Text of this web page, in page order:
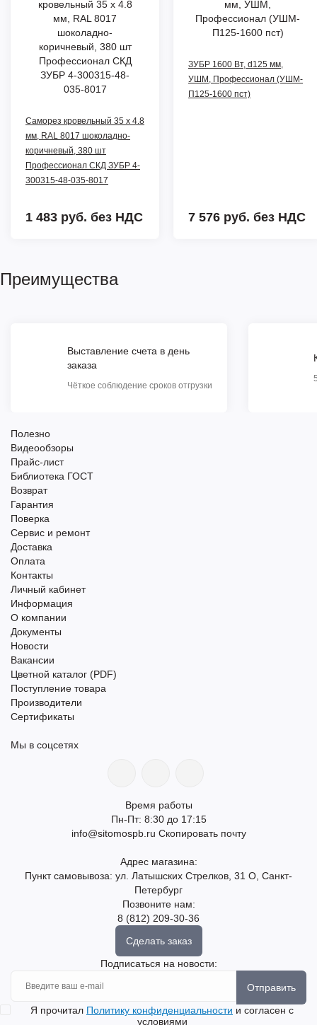
Саморез кровельный 35 х 4.8
мм, RAL 8017 шоколадно-
коричневый, 380 шт
Профессионал СКД ЗУБР 4-
300315-48-035-8017
1 483 руб. без НДС
ЗУБР 1600 Вт, d125 мм,
УШМ, Профессионал (УШМ-
П125-1600 пст)
7 576 руб. без НДС
Преимущества
Выставление счета в день
заказа
Чёткое соблюдение сроков отгрузки
Полезно
Видеообзоры
Прайс-лист
Библиотека ГОСТ
Возврат
Гарантия
Поверка
Сервис и ремонт
Доставка
Оплата
Контакты
Личный кабинет
Информация
О компании
Документы
Новости
Вакансии
Цветной каталог (PDF)
Поступление товара
Производители
Сертификаты
Мы в соцсетях
Время работы
Пн-Пт: 8:30 до 17:15
info@sitomospb.ru Скопировать почту
Адрес магазина:
Пункт самовывоза: ул. Латышских Стрелков, 31 О, Санкт-
Петербург
Позвоните нам:
8 (812) 209-30-36
Сделать заказ
Подписаться на новости:
Отправить
Я прочитал Политику конфиденциальности и согласен с
условиями